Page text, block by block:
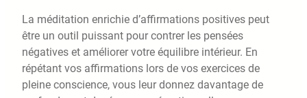
La méditation enrichie d’affirmations positives peut
être un outil puissant pour contrer les pensées
négatives et améliorer votre équilibre intérieur. En
répétant vos affirmations lors de vos exercices de
pleine conscience, vous leur donnez davantage de